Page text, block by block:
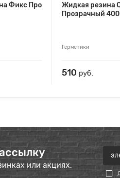
Фикс Про
Жидкая резина
Прозрачный
Герметики
510 руб.
или акциях.